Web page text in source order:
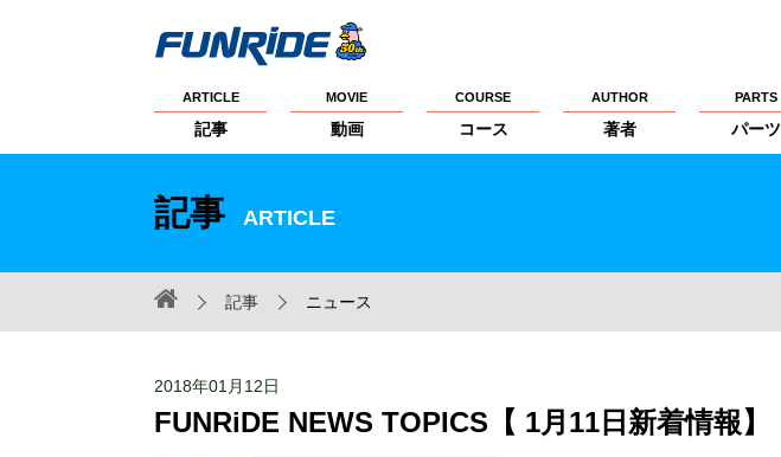
ARTICLE
記事
MOVIE
動画
COURSE
コース
AUTHOR
著者
PARTS
パーツ
記事 ARTICLE
記事 ニュース
2018年01月12日
FUNRiDE NEWS TOPICS【 1月11日新着情報】